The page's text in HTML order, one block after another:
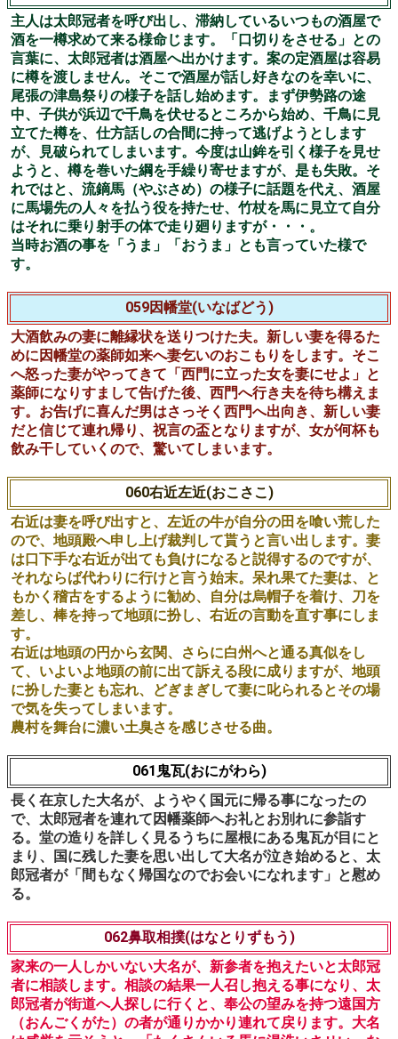
遠江の国見付の宿の者が上方見物を志し、途中大津松本の
市を見物している所へ、心も直ぐにない者が言葉巧みに近
づき、石山の観世音参詣に事寄せて定宿へ連れ込む。そこ
の亭主は実は人買いで、田舎者を二〇〇疋で買い、代金は
明朝渡すことに決める。この相談を盗み聞いた田舎者は先
廻りして代金を受け取って逃げる。
あとを追った人売が、持った太刀を振り上げると、田舎者
は自分は磁石の精だと名乗り、大口をあけて太刀を呑もう
と機転をきかすが・・・・・・・磁石という当時珍しかっ
たものを主題にしているのが奇抜で、アドの活躍が目立つ
異色の曲。
058千鳥(ちどり)
主人は太郎冠者を呼び出し、滞納しているいつもの酒屋で
酒を一樽求めて来る様命じます。「口切りをさせる」との
言葉に、太郎冠者は酒屋へ出かけます。案の定酒屋は容易
に樽を渡しません。そこで酒屋が話し好きなのを幸いに、
尾張の津島祭りの様子を話し始めます。まず伊勢路の途
中、子供が浜辺で千鳥を伏せるところから始め、千鳥に見
立てた樽を、仕方話しの合間に持って逃げようとします
が、見破られてしまいます。今度は山鉾を引く様子を見せ
ようと、樽を巻いた綱を手繰り寄せますが、是も失敗。そ
れではと、流鏑馬（やぶさめ）の様子に話題を代え、酒屋
に馬場先の人々を払う役を持たせ、竹杖を馬に見立て自分
はそれに乗り射手の体で走り廻りますが・・・。
当時お酒の事を「うま」「おうま」とも言っていた様で
す。
059因幡堂(いなばどう)
大酒飲みの妻に離縁状を送りつけた夫。新しい妻を得るた
めに因幡堂の薬師如来へ妻乞いのおこもりをします。そこ
へ怒った妻がやってきて「西門に立った女を妻にせよ」と
薬師になりすまして告げた後、西門へ行き夫を待ち構えま
す。お告げに喜んだ男はさっそく西門へ出向き、新しい妻
だと信じて連れ帰り、祝言の盃となりますが、女が何杯も
飲み干していくので、驚いてしまいます。
右近は妻を呼び出すと、左近の牛が自分の田を喰い荒した
ので、地頭殿へ申し上げ裁判して貰うと言い出します。妻
は口下手な右近が出ても負けになると説得するのですが、
それならば代わりに行けと言う始末。呆れ果てた妻は、と
もかく稽古をするように勧め、自分は烏帽子を着け、刀を
差し、棒を持って地頭に扮し、右近の言動を直す事にしま
す。
右近は地頭の円から玄関、さらに白州へと通る真似をし
て、いよいよ地頭の前に出て訴える段に成りますが、地頭
に扮した妻とも忘れ、どぎまぎして妻に叱られるとその場
で気を失ってしまいます。
農村を舞台に濃い土臭さを感じさせる曲。
061鬼瓦(おにがわら)